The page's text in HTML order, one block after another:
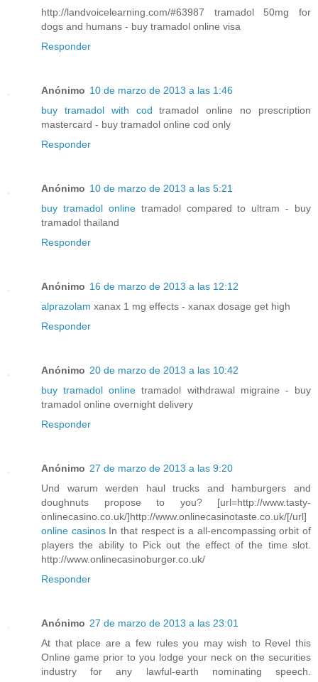
http://landvoicelearning.com/#63987 tramadol 50mg for
dogs and humans - buy tramadol online visa
Responder
Anónimo 10 de marzo de 2013 a las 1:46
buy tramadol with cod tramadol online no prescription
mastercard - buy tramadol online cod only
Responder
Anónimo 10 de marzo de 2013 a las 5:21
buy tramadol onlinetramadol compared to ultram - buy
tramadol thailand
Responder
Anónimo 16 de marzo de 2013 a las 12:12
alprazolam xanax 1 mg effects - xanax dosage get high
Responder
Anónimo 20 de marzo de 2013 a las 10:42
buy tramadol online tramadol withdrawal migraine - buy
tramadol online overnight delivery
Responder
Anónimo 27 de marzo de 2013 a las 9:20
Und warum werden haul trucks and hamburgers and
doughnuts propose to you? [url=http://www.tasty-
onlinecasino.co.uk/]http://www.onlinecasinotaste.co.uk/[/url]
online casinosIn that respect is a all-encompassing orbit of
players the ability to Pick out the effect of the time slot.
http://www.onlinecasinoburger.co.uk/
Responder
Anónimo 27 de marzo de 2013 a las 23:01
At that place are a few rules you may wish to Revel this
Online game prior to you lodge your neck on the securities
industry for any lawful-earth nominating speech.